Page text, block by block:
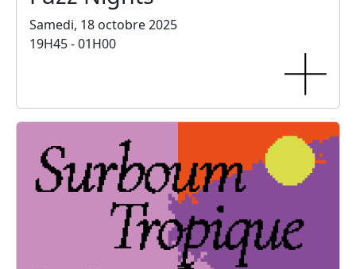
Samedi, 18 octobre 2025
19H45 - 01H00